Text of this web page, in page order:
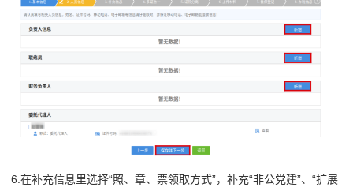
6.在补充信息里选择“照、章、票领取方式”，补充“非公党建”、“扩展